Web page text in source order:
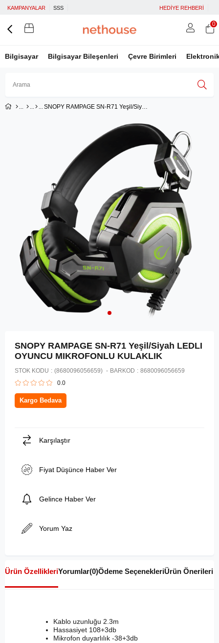
KAMPANYALAR SSS HEDİYE REHBERİ
Bilgisayar Bilgisayar Bileşenleri Çevre Birimleri
Facebook İle Bağlan
Google İle Bağlan
0
SNOPY RAMPAGE SN-R71 Yeşil/Siyah LEDLI OYUNCU MIKROFONLU KULAKLIK
SNOPY RAMPAGE SN-R71 Yeşil/Siyah LEDLI
OYUNCU MIKROFONLU KULAKLIK
STOK KODU (8680096056659) BARKOD : 8680096056659
0.0
Kargo Bedava
Karşılaştır
Fiyat Düşünce Haber Ver
Gelince Haber Ver
Yorum Yaz
Ürün ÖzellikleriYorumlar(0)Ödeme SeçenekleriÜrün Önerileri
Kablo uzunluğu 2.3m
Hassasiyet 108+3db
Mikrofon duyarlılık -38+3db